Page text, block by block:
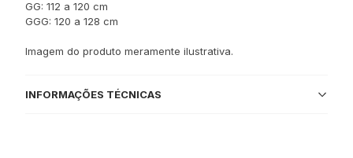
GG: 112 a 120 cm
GGG: 120 a 128 cm
Imagem do produto meramente ilustrativa.
INFORMAÇÕES TÉCNICAS